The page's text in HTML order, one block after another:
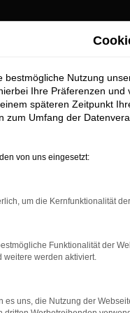
bestimmter
beheben.
auf dem
kann auch dazu
bestmögliche Nutzung
Ihre Präferenzen
späteren Zeitpunkt
zum Umfang der
von uns eingesetzt:
um die Kernfunktionalität
Funktionalität der
weitere werden aktiviert.
es uns, die Nutzung der